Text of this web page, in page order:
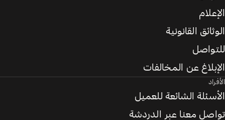
الإعلام
الوثائق القانونية
للتواصل
الإبلاغ عن المخالفات
الأفراد
الأسئلة الشائعة للعميل
تواصل معنا عبر الدردشة